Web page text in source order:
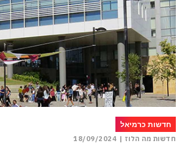
חדשות כרמיאל
חדשות מה הלוז | 18/09/2024